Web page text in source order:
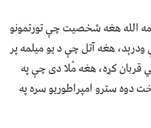
الله هغه شخصیت چې تورتمونو
هغه آتل چې د یو میلمه پر
قربان کړه، هغه مُلا دی چې په
دوه سترو امپراطوریو سره په